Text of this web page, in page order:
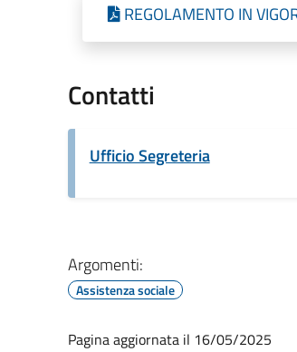
REGOLAMENTO IN
Contatti
Ufficio Segreteria
Argomenti:
Assistenza sociale
Pagina aggiornata il 16/05/2025